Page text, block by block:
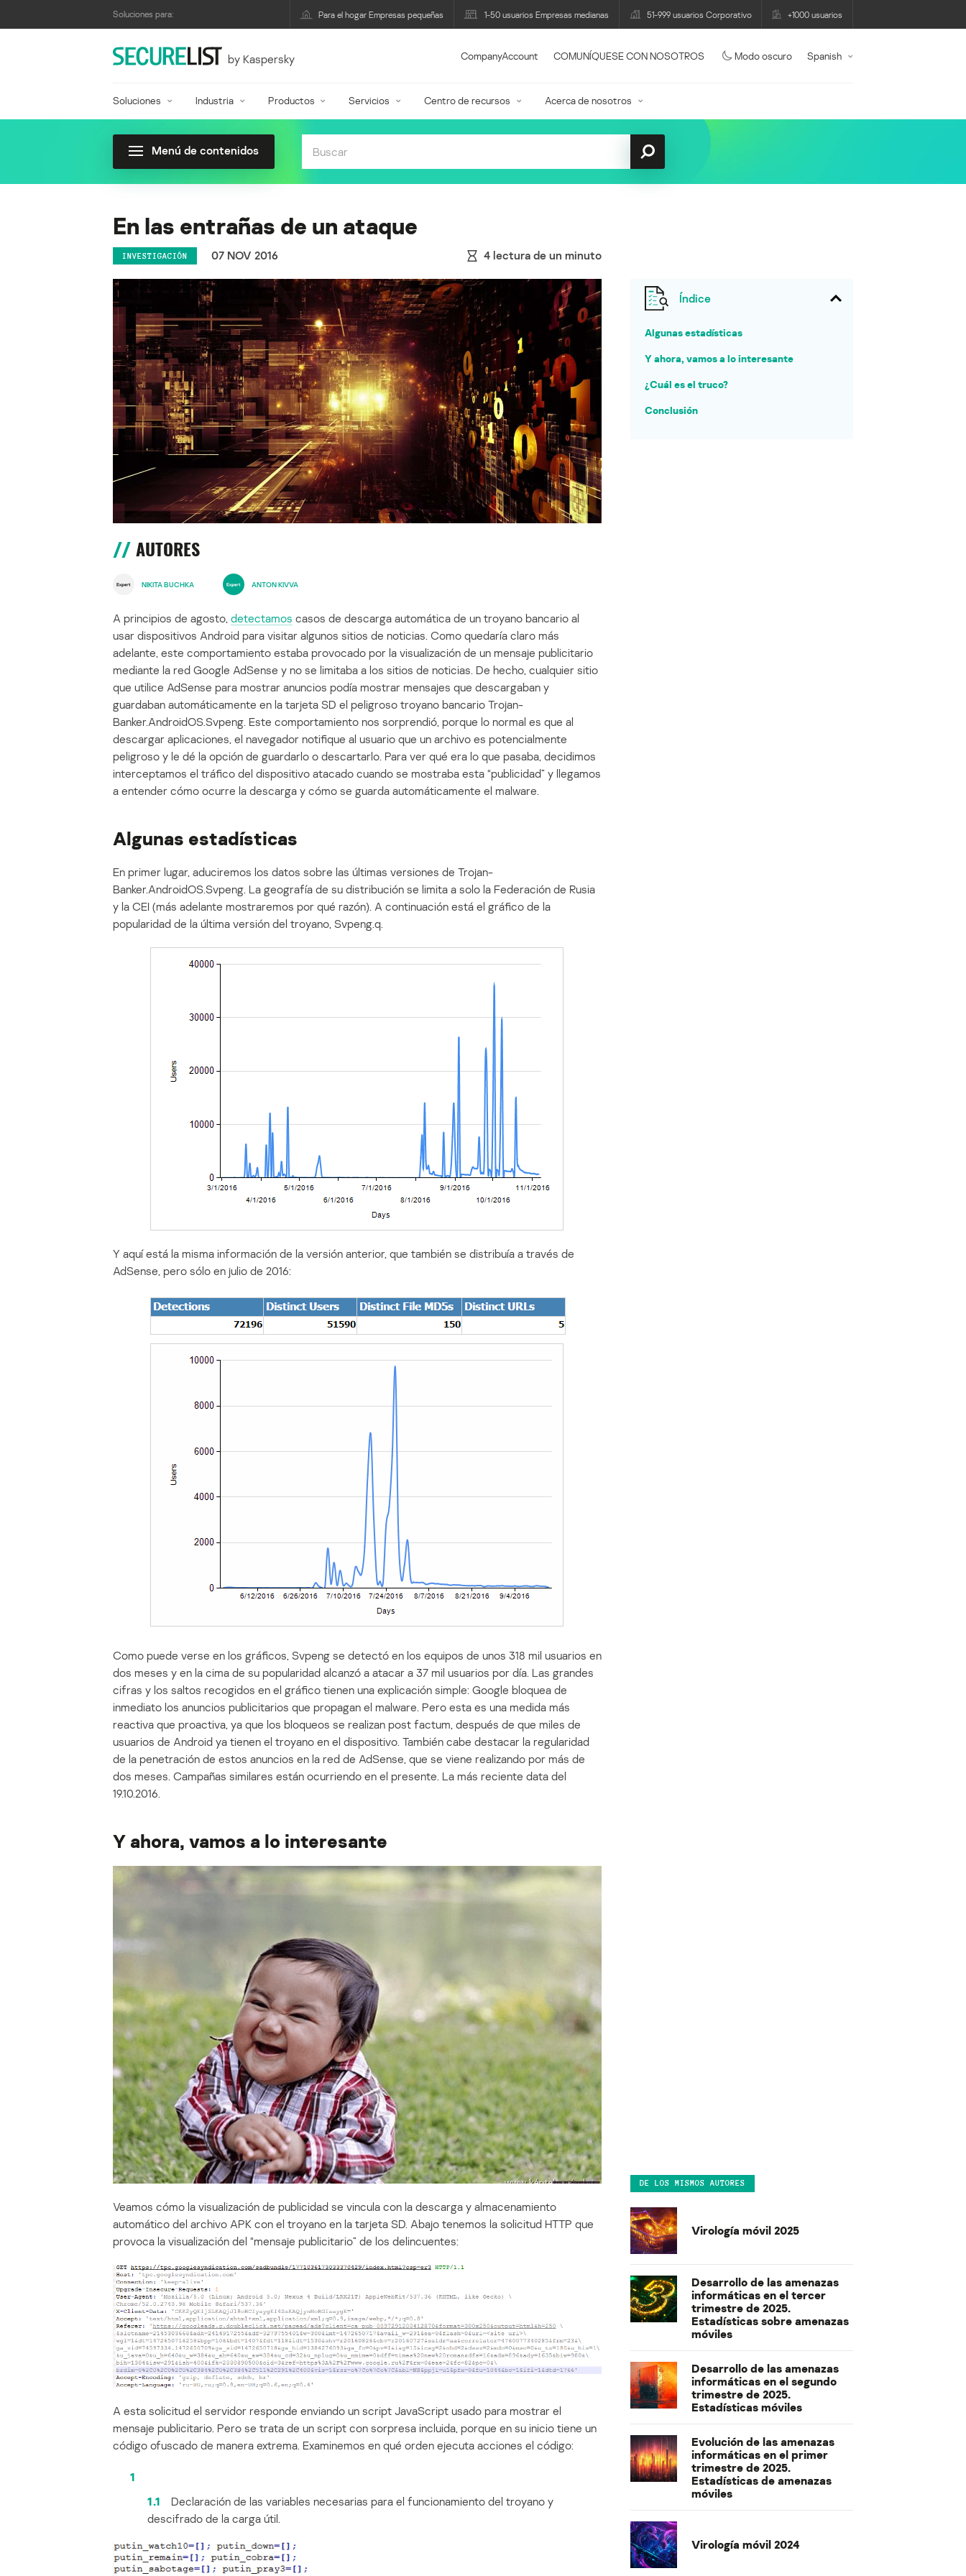
Soluciones para: Para el hogar Empresas pequeñas 1-50 usuarios Empresas medianas 51-999 usuarios Corporativo +1000 usuarios
by Kaspersky CompanyAccount COMUNÍQUESE CON NOSOTROS Modo oscuro Spanish
Soluciones Industria Productos Servicios Centro de recursos Acerca de nosotros
Menú de contenidos
En las entrañas de un ataque
INVESTIGACIÓN 07 NOV 2016 4 lectura de un minuto
AUTORES
NIKITA BUCHKA ANTON KIVVA
A principios de agosto, detectamos casos de descarga automática de un troyano bancario al
usar dispositivos Android para visitar algunos sitios de noticias. Como quedaría claro más
adelante, este comportamiento estaba provocado por la visualización de un mensaje publicitario
mediante la red Google AdSense y no se limitaba a los sitios de noticias. De hecho, cualquier sitio
que utilice AdSense para mostrar anuncios podía mostrar mensajes que descargaban y
guardaban automáticamente en la tarjeta SD el peligroso troyano bancario Trojan-
Banker.AndroidOS.Svpeng. Este comportamiento nos sorprendió, porque lo normal es que al
descargar aplicaciones, el navegador notifique al usuario que un archivo es potencialmente
peligroso y le dé la opción de guardarlo o descartarlo. Para ver qué era lo que pasaba, decidimos
interceptamos el tráfico del dispositivo atacado cuando se mostraba esta “publicidad” y llegamos
a entender cómo ocurre la descarga y cómo se guarda automáticamente el malware.
Algunas estadísticas
En primer lugar, aduciremos los datos sobre las últimas versiones de Trojan-
Banker.AndroidOS.Svpeng. La geografía de su distribución se limita a solo la Federación de Rusia
y la CEI (más adelante mostraremos por qué razón). A continuación está el gráfico de la
popularidad de la última versión del troyano, Svpeng.q.
Y aquí está la misma información de la versión anterior, que también se distribuía a través de
AdSense, pero sólo en julio de 2016:
Como puede verse en los gráficos, Svpeng se detectó en los equipos de unos 318 mil usuarios en
dos meses y en la cima de su popularidad alcanzó a atacar a 37 mil usuarios por día. Las grandes
cifras y los saltos recogidos en el gráfico tienen una explicación simple: Google bloquea de
inmediato los anuncios publicitarios que propagan el malware. Pero esta es una medida más
reactiva que proactiva, ya que los bloqueos se realizan post factum, después de que miles de
usuarios de Android ya tienen el troyano en el dispositivo. También cabe destacar la regularidad
de la penetración de estos anuncios en la red de AdSense, que se viene realizando por más de
dos meses. Campañas similares están ocurriendo en el presente. La más reciente data del
19.10.2016.
Y ahora, vamos a lo interesante
Veamos cómo la visualización de publicidad se vincula con la descarga y almacenamiento
automático del archivo APK con el troyano en la tarjeta SD. Abajo tenemos la solicitud HTTP que
provoca la visualización del “mensaje publicitario” de los delincuentes:
A esta solicitud el servidor responde enviando un script JavaScript usado para mostrar el
mensaje publicitario. Pero se trata de un script con sorpresa incluida, porque en su inicio tiene un
código ofuscado de manera extrema. Examinemos en qué orden ejecuta acciones el código:
1
1.1
Declaración de las variables necesarias para el funcionamiento del troyano y
descifrado de la carga útil.
Índice
Algunas estadísticas
Y ahora, vamos a lo interesante
¿Cuál es el truco?
Conclusión
DE LOS MISMOS AUTORES
Virología móvil 2025
Desarrollo de las amenazas
informáticas en el tercer
trimestre de 2025.
Estadísticas sobre amenazas
móviles
Desarrollo de las amenazas
informáticas en el segundo
trimestre de 2025.
Estadísticas móviles
Evolución de las amenazas
informáticas en el primer
trimestre de 2025.
Estadísticas de amenazas
móviles
Virología móvil 2024